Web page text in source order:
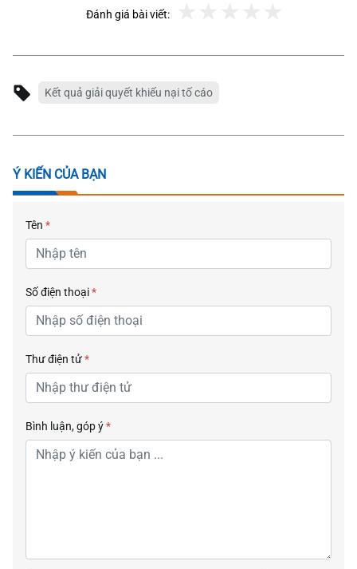
Đánh giá bài viết:
Kết quả giải quyết khiếu nại tố cáo
Ý KIẾN CỦA BẠN
Tên *
Số điện thoại*
Thư điện tử*
Bình luận, góp ý*